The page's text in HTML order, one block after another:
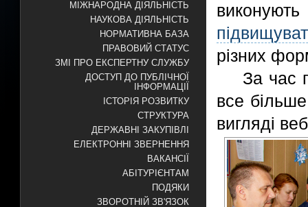
МІЖНАРОДНА ДІЯЛЬНІСТЬ
НАУКОВА ДІЯЛЬНІСТЬ
НОРМАТИВНА БАЗА
ПРАВОВИЙ СТАТУС
ЗМІ ПРО ЕКСПЕРТНУ СЛУЖБУ
ДОСТУП ДО ПУБЛІЧНОЇ
ІНФОРМАЦІЇ
ІСТОРІЯ РОЗВИТКУ
СТРУКТУРА
ДЕРЖАВНІ ЗАКУПІВЛІ
ЕЛЕКТРОННІ ЗВЕРНЕННЯ
ВАКАНСІЇ
АБІТУРІЄНТАМ
ПОДЯКИ
ЗВОРОТНІЙ ЗВ'ЯЗОК
різних
За час
все
вигляді